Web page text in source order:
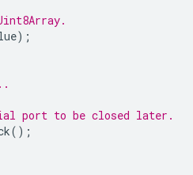
);
port to be closed later.
();